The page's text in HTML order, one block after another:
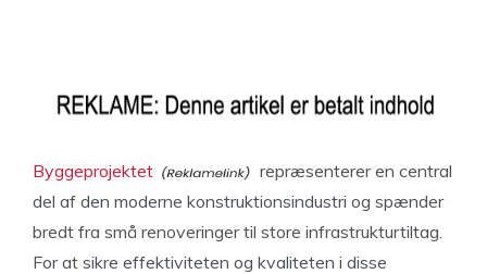
Byggeprojektet
repræsenterer en central
del af den moderne konstruktionsindustri og spænder
bredt fra små renoveringer til store infrastrukturtiltag.
For at sikre effektiviteten og kvaliteten i disse